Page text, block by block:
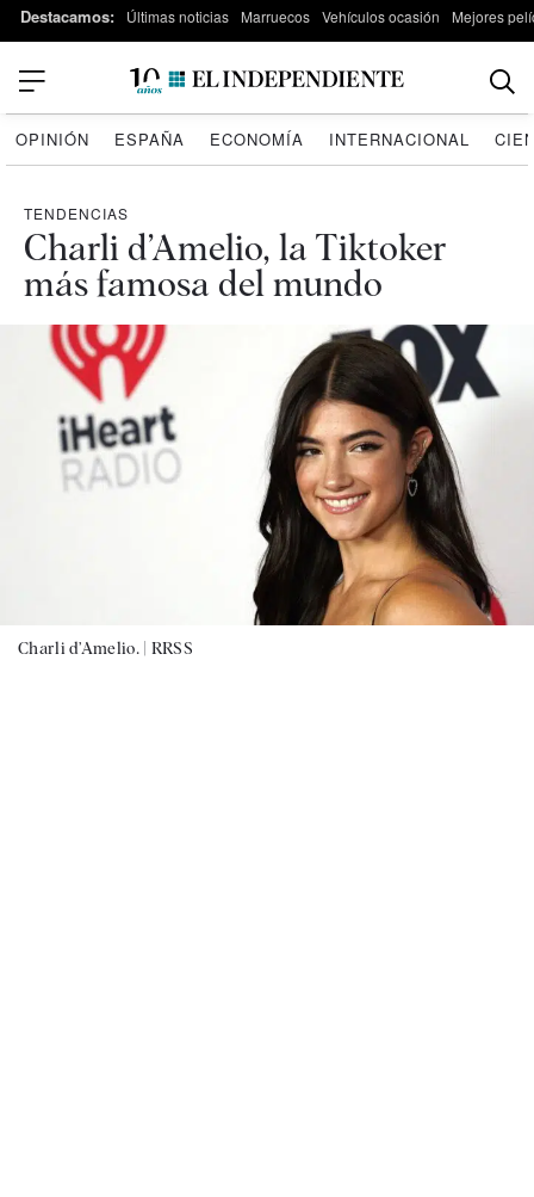
Destacamos: Últimas noticias Marruecos Vehículos ocasión Mejores
OPINIÓN ESPAÑA ECONOMÍA INTERNACIONAL
TENDENCIAS
Charli d’Amelio, la Tiktoker
más famosa del mundo
Charli d’Amelio. | RRSS